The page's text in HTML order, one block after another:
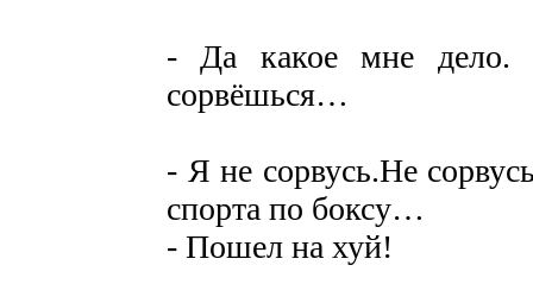
- Да какое мне дело.
сорвёшься…
- Я не сорвусь.Не
спорта по боксу…
- Пошел на хуй!